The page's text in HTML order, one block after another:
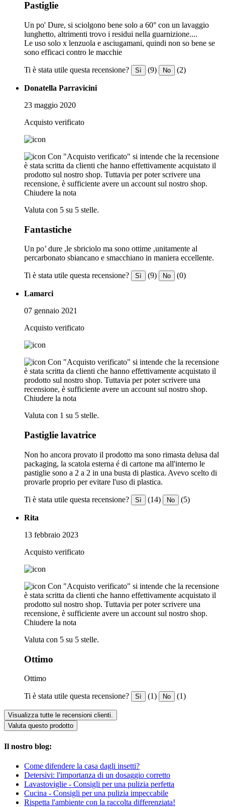
Pastiglie
Un po' Dure, si sciolgono bene solo a 60° con un lavaggio
lunghetto, altrimenti trovo i residui nella guarnizione....
Le uso solo x lenzuola e asciugamani, quindi non so bene se
sono efficaci contro le macchie
Ti è stata utile questa recensione? Sì (9) No (2)
Donatella Parravicini
23 maggio 2020
Acquisto verificato
Con "Acquisto verificato" si intende che la recensione
è stata scritta da clienti che hanno effettivamente acquistato il
prodotto sul nostro shop. Tuttavia per poter scrivere una
recensione, è sufficiente avere un account sul nostro shop.
Chiudere la nota
Valuta con 5 su 5 stelle.
Fantastiche
Un po’ dure ,le sbriciolo ma sono ottime ,unitamente al
percarbonato sbiancano e smacchiano in maniera eccellente.
Ti è stata utile questa recensione? Sì (9) No (0)
Lamarci
07 gennaio 2021
Acquisto verificato
Con "Acquisto verificato" si intende che la recensione
è stata scritta da clienti che hanno effettivamente acquistato il
prodotto sul nostro shop. Tuttavia per poter scrivere una
recensione, è sufficiente avere un account sul nostro shop.
Chiudere la nota
Valuta con 1 su 5 stelle.
Pastiglie lavatrice
Non ho ancora provato il prodotto ma sono rimasta delusa dal
packaging, la scatola esterna é di cartone ma all'interno le
pastiglie sono a 2 a 2 in una busta di plastica. Avevo scelto di
provarle proprio per evitare l'uso di plastica.
Ti è stata utile questa recensione? Sì (14) No (5)
Rita
13 febbraio 2023
Acquisto verificato
Con "Acquisto verificato" si intende che la recensione
è stata scritta da clienti che hanno effettivamente acquistato il
prodotto sul nostro shop. Tuttavia per poter scrivere una
recensione, è sufficiente avere un account sul nostro shop.
Chiudere la nota
Valuta con 5 su 5 stelle.
Ottimo
Ottimo
Ti è stata utile questa recensione? Sì (1) No (1)
Visualizza tutte le recensioni clienti.
Valuta questo prodotto
Il nostro blog:
Come difendere la casa dagli insetti?
Detersivi: l'importanza di un dosaggio corretto
Lavastoviglie - Consigli per una pulizia perfetta
Cucina - Consigli per una pulizia impeccabile
Rispetta l'ambiente con la raccolta differenziata!